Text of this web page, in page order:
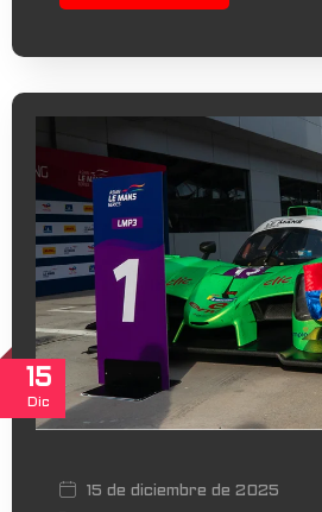
15
Dic
15 de diciembre de 2025